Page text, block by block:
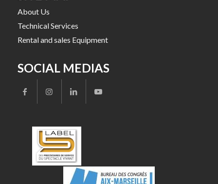
About Us
Technical Services
Rental and sales Equipment
SOCIAL MEDIAS